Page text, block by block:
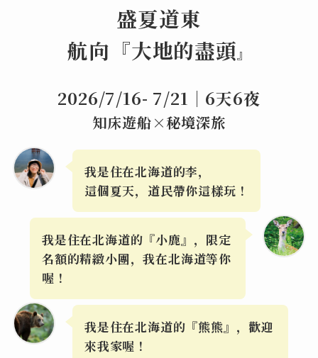
盛夏道東
航向『大地的盡頭』
2026/7/16- 7/21｜6天6夜
知床遊船×秘境深旅
我是住在北海道的李，
這個夏天， 道民帶你這樣玩！
我是住在北海道的『小鹿』，限定
名額的精緻小團，我在北海道等你
喔！
我是住在北海道的『熊熊』，歡迎
來我家喔！